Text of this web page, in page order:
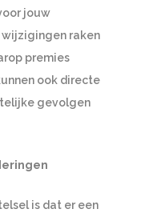
jouw
raken
premies
ook directe
gevolgen
is dat er een